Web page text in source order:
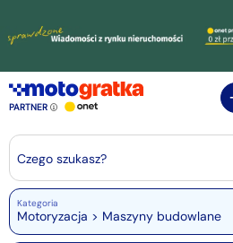
PARTNER
Czego szukasz?
Kategoria
Motoryzacja > Maszyny budowlane